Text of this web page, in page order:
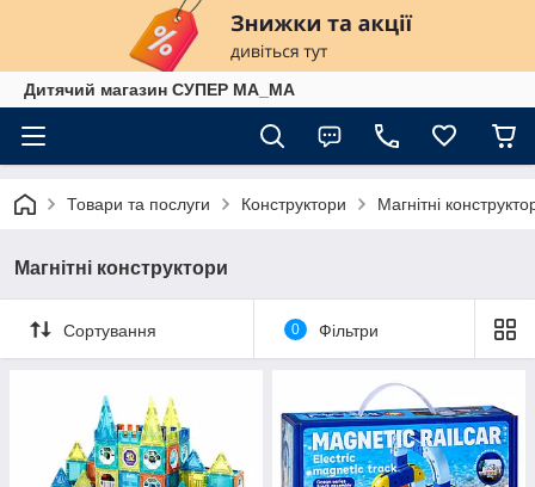
Дитячий магазин СУПЕР МА_МА
Товари та послуги Конструктори Магнітні
Магнітні конструктори
Сортування 0 Фільтри